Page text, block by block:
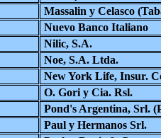
Massalin y Celasco
Nuevo Banco Italiano
Nilic, S.A.
Noe, S.A. Ltda.
New York Life, Insur.
O. Gori y Cia. Rsl.
Pond's Argentina, Srl.
Paul y Hermanos Srl.